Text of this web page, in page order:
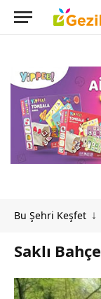
Bu Şehri Keşfet ↓
Saklı